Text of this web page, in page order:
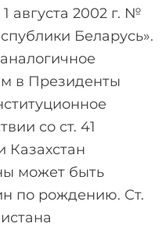
августа 2002 г. №
Беларусь».
в Президенты
со ст. 41
Казахстан
может быть
по рождению. Ст.